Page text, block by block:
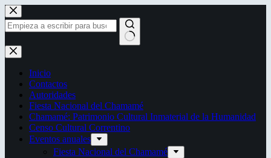
Saltar
al
contenido
Sin
resultados
Inicio
Contactos
Autoridades
Fiesta Nacional del Chamamé
Chamamé: Patrimonio Cultural Inmaterial de la Humanidad
Censo Cultural Correntino
Eventos anuales
Fiesta Nacional del Chamamé